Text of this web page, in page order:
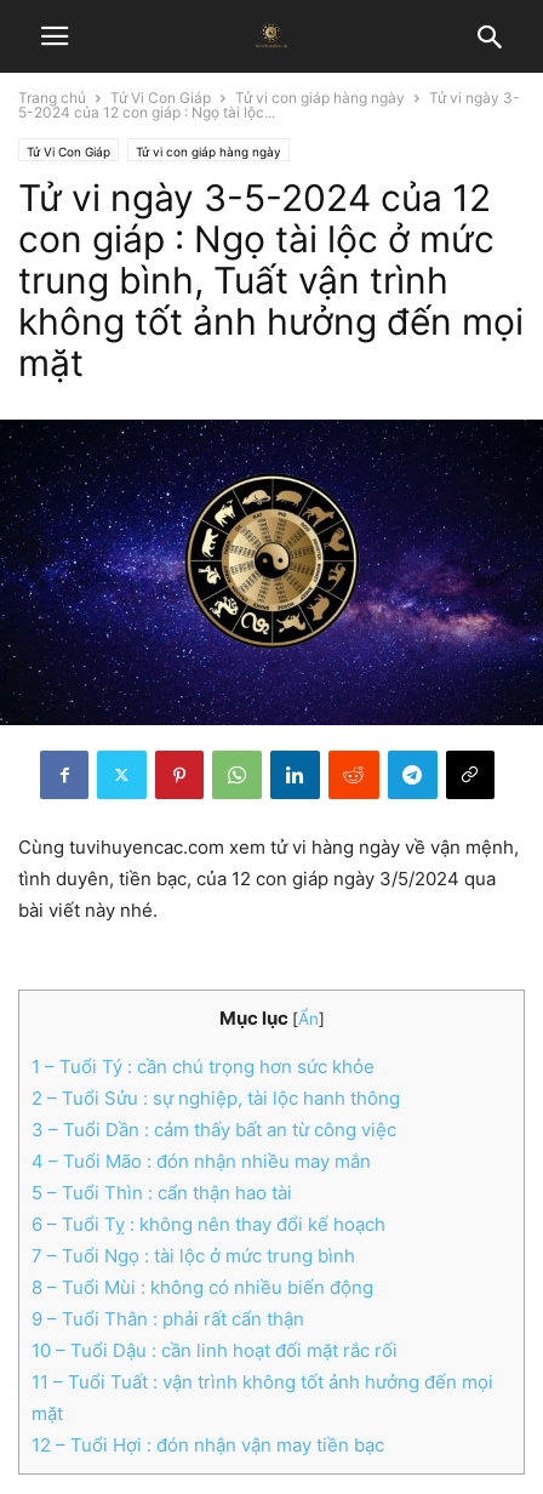
Trang chủ Tử Vi Con Giáp Tử vi con giáp hàng ngày
Tử vi ngày 3-
5-2024 của 12 con giáp : Ngọ tài lộc...
Tử Vi Con Giáp Tử vi con giáp hàng ngày
Tử vi ngày 3-5-2024 của 12
con giáp : Ngọ tài lộc ở mức
trung bình, Tuất vận trình
không tốt ảnh hưởng đến mọi
mặt
Cùng tuvihuyencac.com xem tử vi hàng ngày về vận mệnh,
tình duyên, tiền bạc, của 12 con giáp ngày 3/5/2024 qua
bài viết này nhé.
Mục lục [Ẩn]
1 – Tuổi Tý : cần chú trọng hơn sức khỏe
2 – Tuổi Sửu : sự nghiệp, tài lộc hanh thông
3 – Tuổi Dần : cảm thấy bất an từ công việc
4 – Tuổi Mão : đón nhận nhiều may mắn
5 – Tuổi Thìn : cẩn thận hao tài
6 – Tuổi Tỵ : không nên thay đổi kế hoạch
7 – Tuổi Ngọ : tài lộc ở mức trung bình
8 – Tuổi Mùi : không có nhiều biến động
9 – Tuổi Thân : phải rất cẩn thận
10 – Tuổi Dậu : cần linh hoạt đối mặt rắc rối
11 – Tuổi Tuất : vận trình không tốt ảnh hưởng đến mọi
mặt
12 – Tuổi Hợi : đón nhận vận may tiền bạc